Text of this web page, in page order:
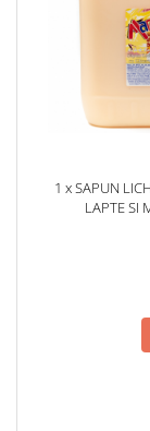
1 x SAPUN
LAPTE SI